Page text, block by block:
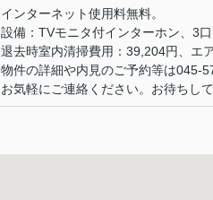
インターネット使用料無料。
設備：TVモニタ付インターホン、3
退去時室内清掃費用：39,204円、エ
物件の詳細や内見のご予約等は045-
お気軽にご連絡ください。お待ちして